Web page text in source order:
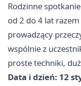
Rodzinne
od 2 do 4 lat
prowadzący
wspólnie z
proste techniki,
Data i dzień: 12